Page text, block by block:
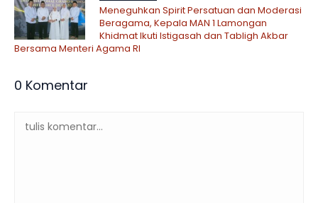
Meneguhkan Spirit Persatuan dan Moderasi
Beragama, Kepala MAN 1 Lamongan
Khidmat Ikuti Istigasah dan Tabligh Akbar
Bersama Menteri Agama RI
0 Komentar